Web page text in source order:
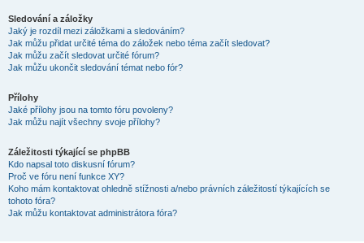
Sledování a záložky
Jaký je rozdíl mezi záložkami a sledováním?
Jak můžu přidat určité téma do záložek nebo téma začít sledovat?
Jak můžu začít sledovat určité fórum?
Jak můžu ukončit sledování témat nebo fór?
Přílohy
Jaké přílohy jsou na tomto fóru povoleny?
Jak můžu najít všechny svoje přílohy?
Záležitosti týkající se phpBB
Kdo napsal toto diskusní fórum?
Proč ve fóru není funkce XY?
Koho mám kontaktovat ohledně stížnosti a/nebo právních záležitostí týkajících se
tohoto fóra?
Jak můžu kontaktovat administrátora fóra?